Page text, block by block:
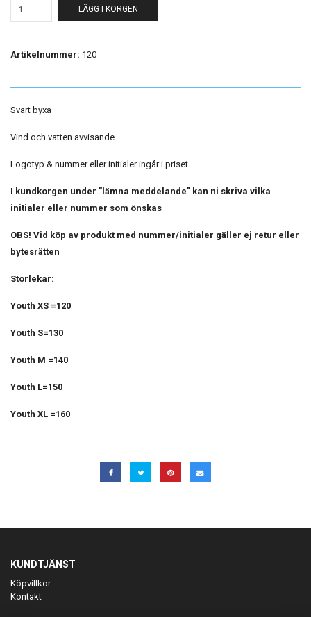
LÄGG I KORGEN
Artikelnummer: 120
Svart byxa
Vind och vatten avvisande
Logotyp & nummer eller initialer ingår i priset
I kundkorgen under "lämna meddelande" kan ni skriva vilka
initialer eller nummer som önskas
OBS! Vid köp av produkt med nummer/initialer gäller ej retur eller
bytesrätten
Storlekar:
Youth XS =120
Youth S=130
Youth M =140
Youth L=150
Youth XL =160
KUNDTJÄNST
Köpvillkor
Kontakt